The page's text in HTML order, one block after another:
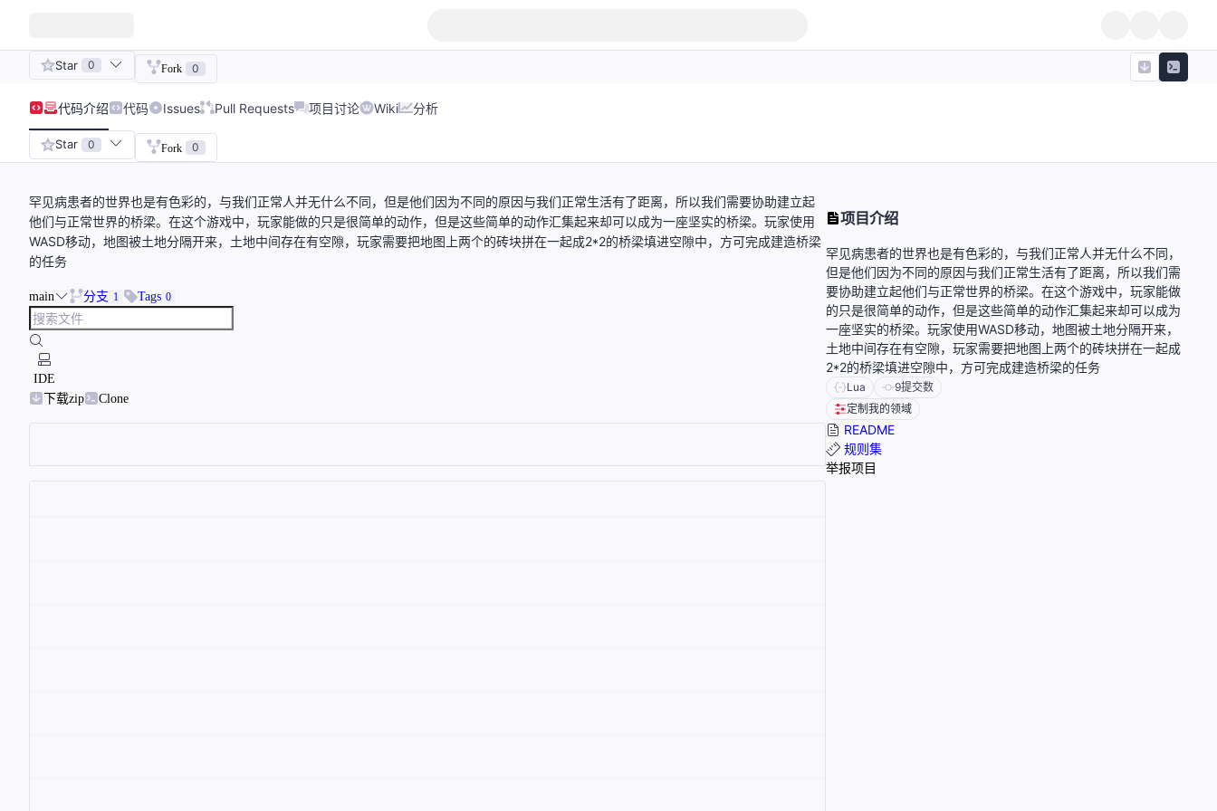
Star 0 Fork 0
代码介绍 代码 Issues Pull Requests 项目讨论 Wiki 分析
Star 0 Fork 0
罕见病患者的世界也是有色彩的，与我们正常人并无什么不同，但是他们因为不同的原因与我们正常生活有了距离，所以我们需要协助建立起
他们与正常世界的桥梁。在这个游戏中，玩家能做的只是很简单的动作，但是这些简单的动作汇集起来却可以成为一座坚实的桥梁。玩家使用
WASD移动，地图被土地分隔开来，土地中间存在有空隙，玩家需要把地图上两个的砖块拼在一起成2*2的桥梁填进空隙中，方可完成建造桥梁
的任务
main 分支 1 Tags 0
IDE
下载zip
Clone
项目介绍
罕见病患者的世界也是有色彩的，与我们正常人并无什么不同，
但是他们因为不同的原因与我们正常生活有了距离，所以我们需
要协助建立起他们与正常世界的桥梁。在这个游戏中，玩家能做
的只是很简单的动作，但是这些简单的动作汇集起来却可以成为
一座坚实的桥梁。玩家使用WASD移动，地图被土地分隔开来，
土地中间存在有空隙，玩家需要把地图上两个的砖块拼在一起成
2*2的桥梁填进空隙中，方可完成建造桥梁的任务
Lua 9提交数
定制我的领域
README
规则集
举报项目